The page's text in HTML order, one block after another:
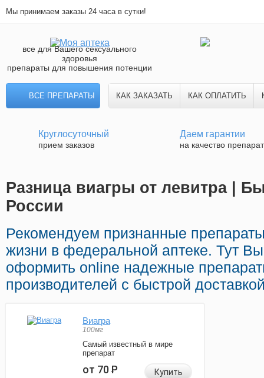
Мы принимаем заказы 24 часа в сутки!
все для Вашего сексуального
здоровья
препараты для повышения потенции
ВСЕ ПРЕПАРАТЫ КАК ЗАКАЗАТЬ КАК ОПЛАТИТЬ
Круглосуточный
прием заказов
Даем гарантии
на качество
Разница виагры от левитра |
России
Рекомендуем признанные
жизни в федеральной аптеке. Тут
оформить online надежные
производителей с быстрой
Виагра
100мг
Самый известный в мире
препарат
от 70Р Купить